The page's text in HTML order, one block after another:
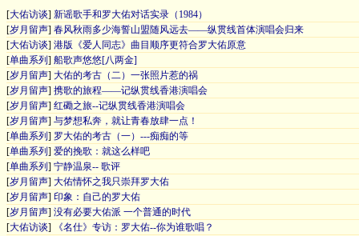
[大佑访谈] 新谣歌手和罗大佑对话实录（1984）
[岁月留声] 春风秋雨多少海誓山盟随风远去——纵贯线首体演唱会归来
[大佑访谈] 港版《爱人同志》曲目顺序更符合罗大佑原意
[单曲系列 ] 船歌声悠悠[八两金]
[岁月留声] 大佑的考古（二）一张照片惹的祸
[岁月留声] 携歌的旅程——记纵贯线香港演唱会
[岁月留声] 红磡之旅--记纵贯线香港演唱会
[岁月留声] 与梦想私奔，就让青春放肆一点！
[单曲系列 ] 罗大佑的考古（一）---痴痴的等
[单曲系列 ] 爱的挽歌：就这么样吧
[单曲系列 ] 宁静温泉-- 歌评
[岁月留声] 大佑情怀之我只崇拜罗大佑
[岁月留声] 印象：自己的罗大佑
[岁月留声] 没有必要大佑派 一个普通的时代
[大佑访谈]
《名仕》专访：罗大佑--你为谁歌唱？